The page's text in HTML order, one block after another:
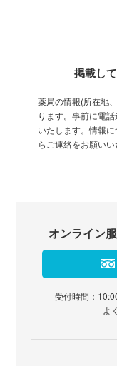
掲載し
薬局の情報(所在地
ります。事前に電
いたします。情報
らご連絡をお願いい
オンライン
受付時間：
よ